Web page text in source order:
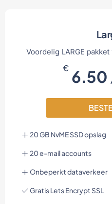
Voordelig LARGE
€ 6.50
20 GB NvME SSD opslag
20 e-mail accounts
Onbeperkt dataverkeer
Gratis Lets Encrypt SSL